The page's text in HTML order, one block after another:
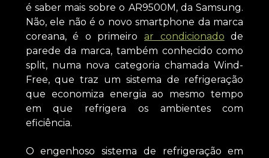
é saber mais sobre o AR9500M, da Samsung.
Não, ele não é o novo smartphone da marca
coreana, é o primeiroar condicionado de
parede da marca, também conhecido como
split, numa nova categoria chamada Wind-
Free, que traz um sistema de refrigeração
que economiza energia ao mesmo tempo
em que refrigera os ambientes com
eficiência.
O engenhoso sistema de refrigeração em